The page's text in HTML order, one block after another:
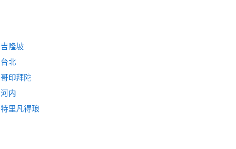
吉隆坡
台北
哥印拜陀
河内
特里凡得琅